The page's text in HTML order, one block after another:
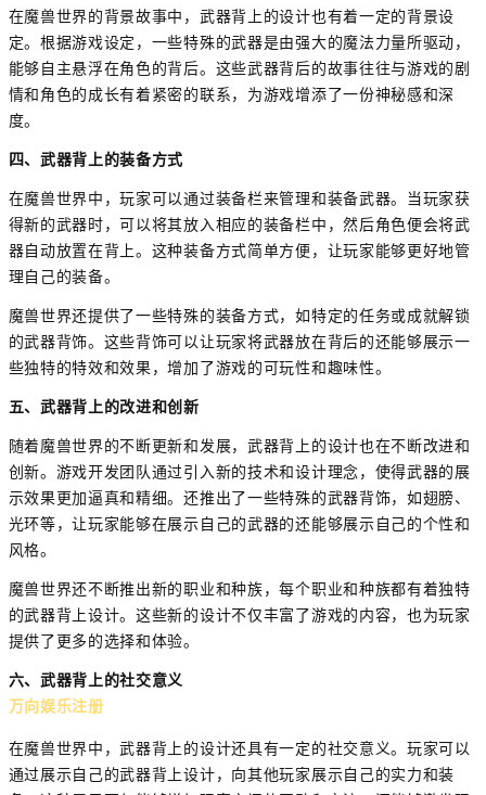
在魔兽世界的背景故事中，武器背上的设计也有着一定的背景设
定。根据游戏设定，一些特殊的武器是由强大的魔法力量所驱动，
能够自主悬浮在角色的背后。这些武器背后的故事往往与游戏的剧
情和角色的成长有着紧密的联系，为游戏增添了一份神秘感和深
度。
四、武器背上的装备方式
在魔兽世界中，玩家可以通过装备栏来管理和装备武器。当玩家获
得新的武器时，可以将其放入相应的装备栏中，然后角色便会将武
器自动放置在背上。这种装备方式简单方便，让玩家能够更好地管
理自己的装备。
魔兽世界还提供了一些特殊的装备方式，如特定的任务或成就解锁
的武器背饰。这些背饰可以让玩家将武器放在背后的还能够展示一
些独特的特效和效果，增加了游戏的可玩性和趣味性。
五、武器背上的改进和创新
随着魔兽世界的不断更新和发展，武器背上的设计也在不断改进和
创新。游戏开发团队通过引入新的技术和设计理念，使得武器的展
示效果更加逼真和精细。还推出了一些特殊的武器背饰，如翅膀、
光环等，让玩家能够在展示自己的武器的还能够展示自己的个性和
风格。
魔兽世界还不断推出新的职业和种族，每个职业和种族都有着独特
的武器背上设计。这些新的设计不仅丰富了游戏的内容，也为玩家
提供了更多的选择和体验。
六、武器背上的社交意义
万向娱乐注册
在魔兽世界中，武器背上的设计还具有一定的社交意义。玩家可以
通过展示自己的武器背上设计，向其他玩家展示自己的实力和装